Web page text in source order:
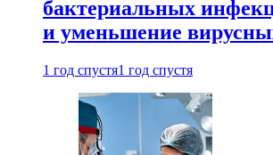
бактериальных
и уменьшение
1 год спустя1 год спустя